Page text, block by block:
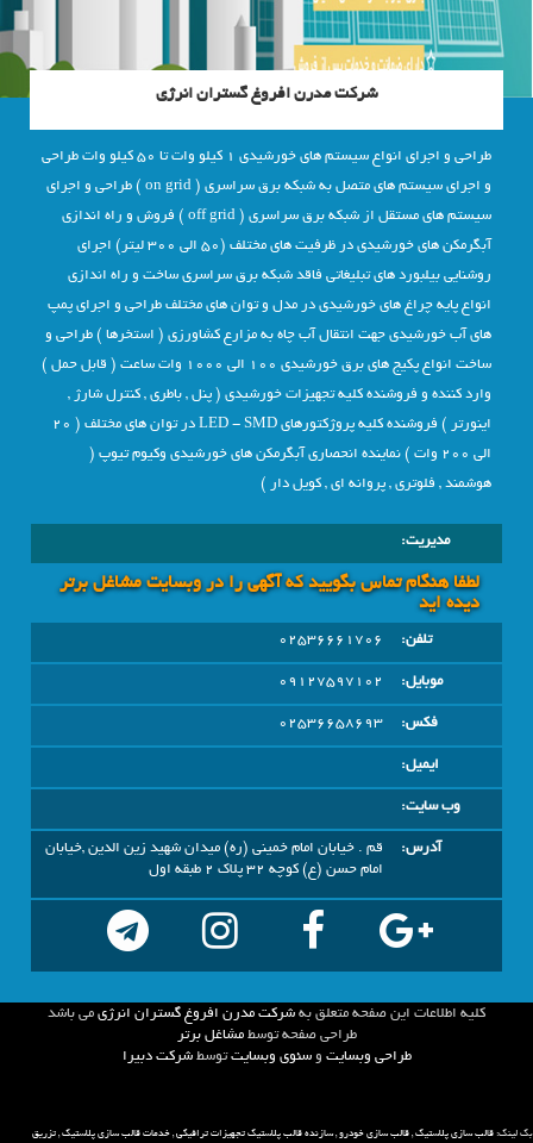
شرکت مدرن افروغ گستران انرژی
طراحی و اجرای انواع سیستم های خورشیدی 1 کیلو وات تا 50 کیلو وات طراحی
و اجرای سیستم های متصل به شبکه برق سراسری ( on grid ) طراحی و اجرای
سیستم های مستقل از شبکه برق سراسری ( off grid ) فروش و راه اندازی
آبگرمکن های خورشیدی در ظرفیت های مختلف (50 الی 300 لیتر) اجرای
روشنایی بیلبورد های تبلیغاتی فاقد شبکه برق سراسری ساخت و راه اندازی
انواع پایه چراغ های خورشیدی در مدل و توان های مختلف طراحی و اجرای پمپ
های آب خورشیدی جهت انتقال آب چاه به مزارع کشاورزی ( استخرها ) طراحی و
ساخت انواع پکیج های برق خورشیدی 100 الی 1000 وات ساعت ( قابل حمل )
وارد کننده و فروشنده کلیه تجهیزات خورشیدی ( پنل , باطری , کنترل شارژ ,
اینورتر ) فروشنده کلیه پروژکتورهای LED - SMD در توان های مختلف ( 20
الی 200 وات ) نماینده انحصاری آبگرمکن های خورشیدی وکیوم تیوپ (
هوشمند , فلوتری , پروانه ای , کویل دار )
مدیریت:
لطفا هنگام تماس بگویید که آگهی را در وبسايت مشاغل برتر
دیده اید
تلفن:
02536661706
موبایل:
09127597102
فکس:
02536658693
ایمیل:
وب سایت:
آدرس:
قم . خیابان امام خمینی (ره) میدان شهید زین الدین ,خیابان
امام حسن (ع) کوچه 32 پلاک 2 طبقه اول
كليه اطلاعات اين صفحه متعلق بهشرکت مدرن افروغ گستران انرژیمي باشد
طراحي صفحه توسطمشاغل برتر
طراحی وبسایت وسئوی وبسایتتوسطشركت دبيرا
بک لینک:قالب سازی پلاستیک,قالب سازی خودرو,سازنده قالب پلاستیک تجهیزات ترافیکی,خدمات قالب سازی پلاستیک,تزریق